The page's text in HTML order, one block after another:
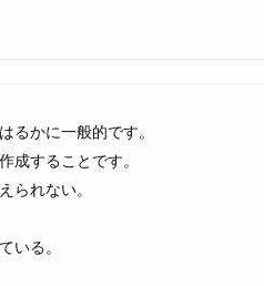
るかに一般的です。
成することです。
られない。
いる。